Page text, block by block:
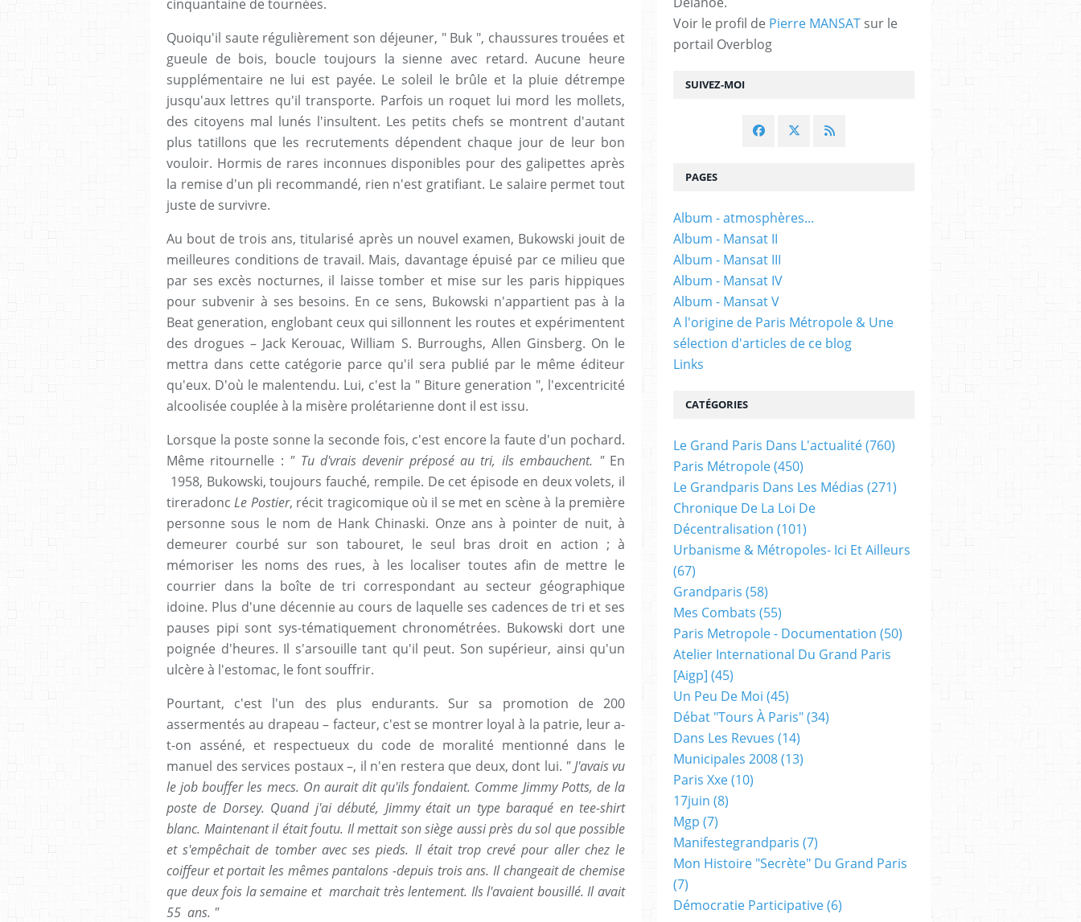
cinquantaine de tournées.
Quoiqu'il saute régulièrement son déjeuner, " Buk ", chaussures trouées et
gueule de bois, boucle toujours la sienne avec retard. Aucune heure
supplémentaire ne lui est payée. Le soleil le brûle et la pluie détrempe
jusqu'aux lettres qu'il transporte. Parfois un roquet lui mord les mollets,
des citoyens mal lunés l'insultent. Les petits chefs se montrent d'autant
plus tatillons que les recrutements dépendent chaque jour de leur bon
vouloir. Hormis de rares inconnues disponibles pour des galipettes après
la remise d'un pli recommandé, rien n'est gratifiant. Le salaire permet tout
juste de survivre.
Au bout de trois ans, titularisé après un nouvel examen, Bukowski jouit de
meilleures conditions de travail. Mais, davantage épuisé par ce milieu que
par ses excès nocturnes, il laisse tomber et mise sur les paris hippiques
pour subvenir à ses besoins. En ce sens, Bukowski n'appartient pas à la
Beat generation, englobant ceux qui sillonnent les routes et expérimentent
des drogues – Jack Kerouac, William S. Burroughs, Allen Ginsberg. On le
mettra dans cette catégorie parce qu'il sera publié par le même éditeur
qu'eux. D'où le malentendu. Lui, c'est la " Biture generation ", l'excentricité
alcoolisée couplée à la misère prolétarienne dont il est issu.
Lorsque la poste sonne la seconde fois, c'est encore la faute d'un pochard.
Même ritournelle : " Tu d'vrais devenir préposé au tri, ils embauchent. "En
1958, Bukowski, toujours fauché, rempile. De cet épisode en deux volets, il
tireradonc Le Postier, récit tragicomique où il se met en scène à la première
personne sous le nom de Hank Chinaski. Onze ans à pointer de nuit, à
demeurer courbé sur son tabouret, le seul bras droit en action ; à
mémoriser les noms des rues, à les localiser toutes afin de mettre le
courrier dans la boîte de tri correspondant au secteur géographique
idoine. Plus d'une décennie au cours de laquelle ses cadences de tri et ses
pauses pipi sont sys-tématiquement chronométrées. Bukowski dort une
poignée d'heures. Il s'arsouille tant qu'il peut. Son supérieur, ainsi qu'un
ulcère à l'estomac, le font souffrir.
Pourtant, c'est l'un des plus endurants. Sur sa promotion de 200
assermentés au drapeau – facteur, c'est se montrer loyal à la patrie, leur a-
t-on asséné, et respectueux du code de moralité mentionné dans le
manuel des services postaux –, il n'en restera que deux, dont lui. " J'avais vu
le job bouffer les mecs. On aurait dit qu'ils fondaient. Comme Jimmy Potts, de la
poste de Dorsey. Quand j'ai débuté, Jimmy était un type baraqué en tee-shirt
blanc. Maintenant il était foutu. Il mettait son siège aussi près du sol que possible
et s'empêchait de tomber avec ses pieds. Il était trop crevé pour aller chez le
coiffeur et portait les mêmes pantalons -depuis trois ans. Il changeait de chemise
que deux fois la semaine et marchait très lentement. Ils l'avaient bousillé. Il avait
55 ans. "
SUIVEZ-MOI
Voir le profil de Pierre MANSAT sur le
portail Overblog
PAGES
Album - atmosphères...
Album - Mansat II
Album - Mansat III
Album - Mansat IV
Album - Mansat V
A l'origine de Paris Métropole & Une
sélection d'articles de ce blog
Links
CATÉGORIES
Le Grand Paris Dans L'actualité(760)
Paris Métropole(450)
Le Grandparis Dans Les Médias (271)
Chronique De La Loi De
Décentralisation (101)
Urbanisme & Métropoles- Ici Et Ailleurs
(67)
Grandparis (58)
Mes Combats (55)
Paris Metropole - Documentation (50)
Atelier International Du Grand Paris
[aigp] (45)
Un Peu De Moi (45)
Débat "tours À Paris"(34)
Dans Les Revues (14)
Municipales 2008(13)
Paris Xxe(10)
17juin (8)
Mgp (7)
Manifestegrandparis (7)
Mon Histoire "secrète" Du Grand Paris
(7)
Démocratie Participative(6)